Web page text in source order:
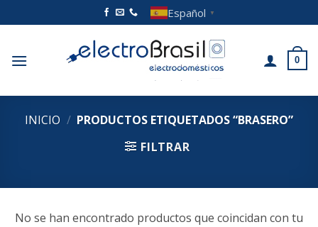
al
Español ▼
0
INICIO / PRODUCTOS ETIQUETADOS “BRASERO”
FILTRAR
No se han encontrado productos que coincidan con tu